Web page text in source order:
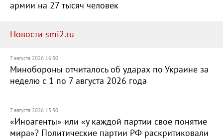
армии на 27 тысяч человек
Новости smi2.ru
7 августа 2026 16:30
Минобороны отчиталось об ударах по Украине за
неделю с 1 по 7 августа 2026 года
7 августа 2026 13:30
«Иноагенты» или «у каждой партии свое понятие
мира»? Политические партии РФ раскритиковали